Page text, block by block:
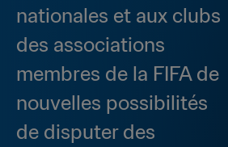
nationales et aux clubs
des associations
membres de la FIFA de
nouvelles possibilités
de disputer des